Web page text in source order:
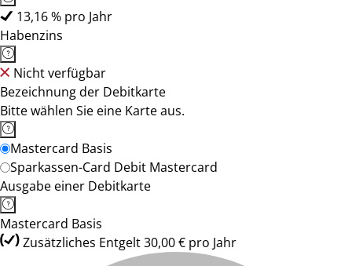
13,16 % pro Jahr
Habenzins
Nicht verfügbar
Bezeichnung der Debitkarte
Bitte wählen Sie eine Karte aus.
Mastercard Basis
Sparkassen-Card Debit Mastercard
Ausgabe einer Debitkarte
Mastercard Basis
Zusätzliches Entgelt 30,00 € pro Jahr